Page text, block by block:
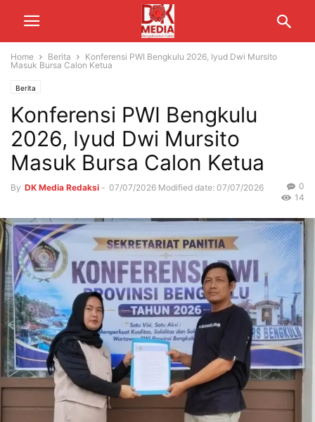
Home Berita
Konferensi PWI Bengkulu 2026, Iyud Dwi Mursito
Masuk Bursa Calon Ketua
Berita
Konferensi PWI Bengkulu
2026, Iyud Dwi Mursito
Masuk Bursa Calon Ketua
By DK Media Redaksi - 07/07/2026 Modified date: 07/07/2026
0
14